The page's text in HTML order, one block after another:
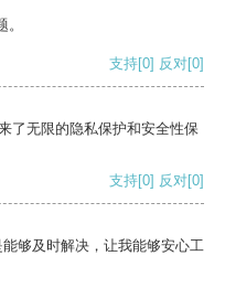
支持[0] 反对[0]
了无限的隐私保护和安全性保
支持[0] 反对[0]
够及时解决，让我能够安心工